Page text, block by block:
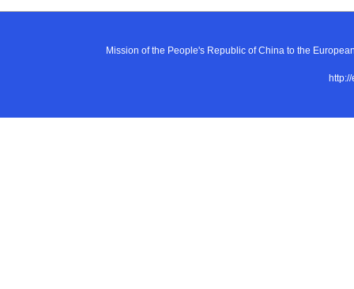
Mission of the People's Republic of China to the